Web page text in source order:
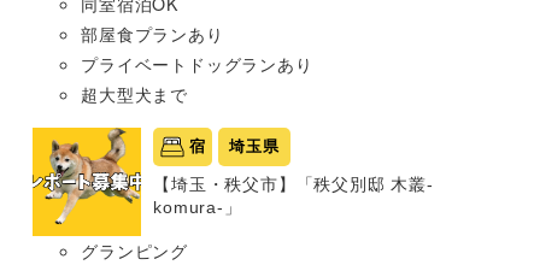
部屋食プランあり
プライベートドッグランあり
超大型犬まで
宿 埼玉県
【埼玉・秩父市】「秩父別邸 木叢-
komura-」
グランピング